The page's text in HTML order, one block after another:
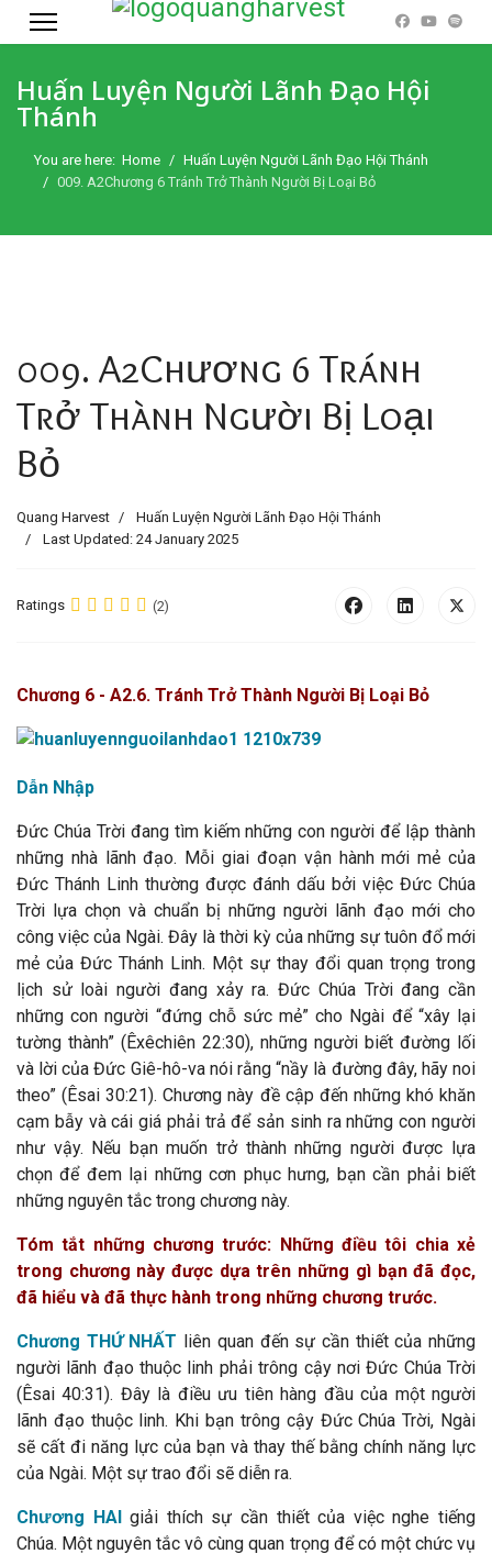
Huấn Luyện Người Lãnh Đạo Hội
Thánh
You are here: Home
Huấn Luyện Người Lãnh Đạo Hội Thánh
009. A2Chương 6 Tránh Trở Thành Người Bị Loại Bỏ
009. A2Chương 6 Tránh
Trở Thành Người Bị Loại
Bỏ
Quang Harvest
Huấn Luyện Người Lãnh Đạo Hội Thánh
Last Updated: 24 January 2025
Ratings (2)
Chương 6 - A2.6. Tránh Trở Thành Người Bị Loại Bỏ
Dẫn Nhập
Đức Chúa Trời đang tìm kiếm những con người để lập thành
những nhà lãnh đạo. Mỗi giai đoạn vận hành mới mẻ của
Đức Thánh Linh thường được đánh dấu bởi việc Đức Chúa
Trời lựa chọn và chuẩn bị những người lãnh đạo mới cho
công việc của Ngài. Đây là thời kỳ của những sự tuôn đổ mới
mẻ của Đức Thánh Linh. Một sự thay đổi quan trọng trong
lịch sử loài người đang xảy ra. Đức Chúa Trời đang cần
những con người “đứng chỗ sức mẻ” cho Ngài để “xây lại
tường thành” (Êxêchiên 22:30), những người biết đường lối
và lời của Đức Giê-hô-va nói rằng “nầy là đường đây, hãy noi
theo” (Êsai 30:21). Chương này đề cập đến những khó khăn
cạm bẫy và cái giá phải trả để sản sinh ra những con người
như vậy. Nếu bạn muốn trở thành những người được lựa
chọn để đem lại những cơn phục hưng, bạn cần phải biết
những nguyên tắc trong chương này.
Tóm tắt những chương trước: Những điều tôi chia xẻ
trong chương này được dựa trên những gì bạn đã đọc,
đã hiểu và đã thực hành trong những chương trước.
Chương THỨ NHẤT liên quan đến sự cần thiết của những
người lãnh đạo thuộc linh phải trông cậy nơi Đức Chúa Trời
(Êsai 40:31). Đây là điều ưu tiên hàng đầu của một người
lãnh đạo thuộc linh. Khi bạn trông cậy Đức Chúa Trời, Ngài
sẽ cất đi năng lực của bạn và thay thế bằng chính năng lực
của Ngài. Một sự trao đổi sẽ diễn ra.
Chương HAIgiải thích sự cần thiết của việc nghe tiếng
Chúa. Một nguyên tắc vô cùng quan trọng để có một chức vụ